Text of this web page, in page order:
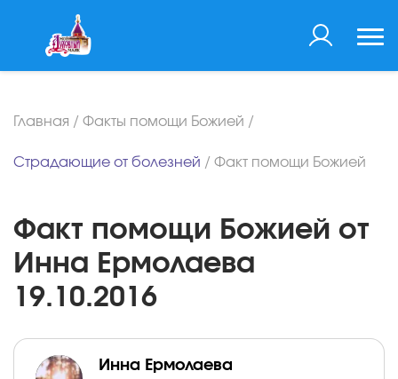
Главная / Факты помощи Божией /
Страдающие от болезней / Факт помощи Божией
Факт помощи Божией от
Инна Ермолаева
19.10.2016
Инна Ермолаева